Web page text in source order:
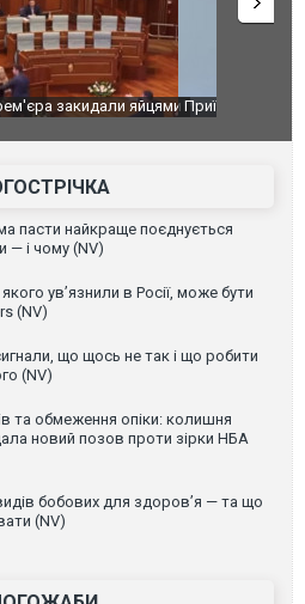
та квартирою": у полон
Мохамеда Салаха
Одесу
ураганним
пасти найкраще поєднується
— і чому (NV)
ув’язнили в Росії, може бути
(NV)
що щось не так і що робити
(NV)
та обмеження опіки: колишня
новий позов проти зірки НБА
бобових для здоров’я — та що
(NV)